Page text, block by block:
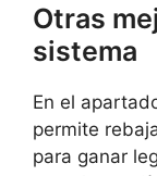
Otras
sistema
En el
permite
para ganar